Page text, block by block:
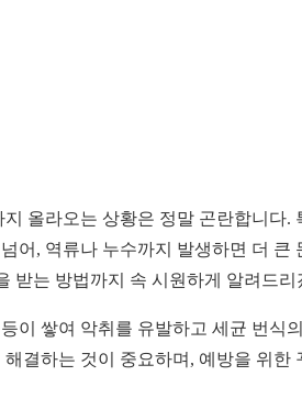
올라오는 상황은 정말 곤란합니다.
어, 역류나 누수까지 발생하면 더 큰
받는 방법까지 속 시원하게 알려드리
이 쌓여 악취를 유발하고 세균 번식
결하는 것이 중요하며, 예방을 위한